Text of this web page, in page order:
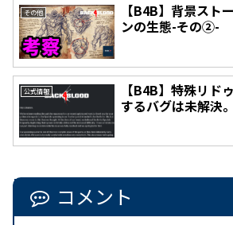
その他
【B4B】背景スト
ンの生態-その②-
公式情報
【B4B】特殊リド
するバグは未解決
コメント